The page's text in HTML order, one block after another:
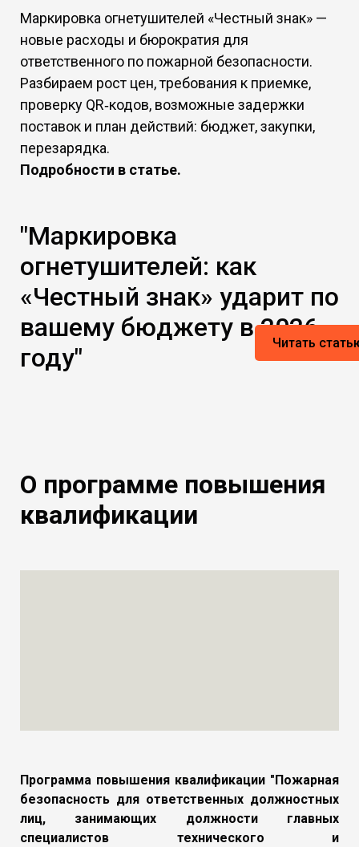
Маркировка огнетушителей «Честный знак» —
новые расходы и бюрократия для
ответственного по пожарной безопасности.
Разбираем рост цен, требования к приемке,
проверку QR‑кодов, возможные задержки
поставок и план действий: бюджет, закупки,
перезарядка.
Подробности в статье.
Читать
"Маркировка
огнетушителей: как
«Честный знак» ударит по
вашему бюджету в 2026
году"
О программе повышения
квалификации
Программа повышения квалификации "Пожарная
безопасность для ответственных должностных
лиц, занимающих должности главных
специалистов технического и